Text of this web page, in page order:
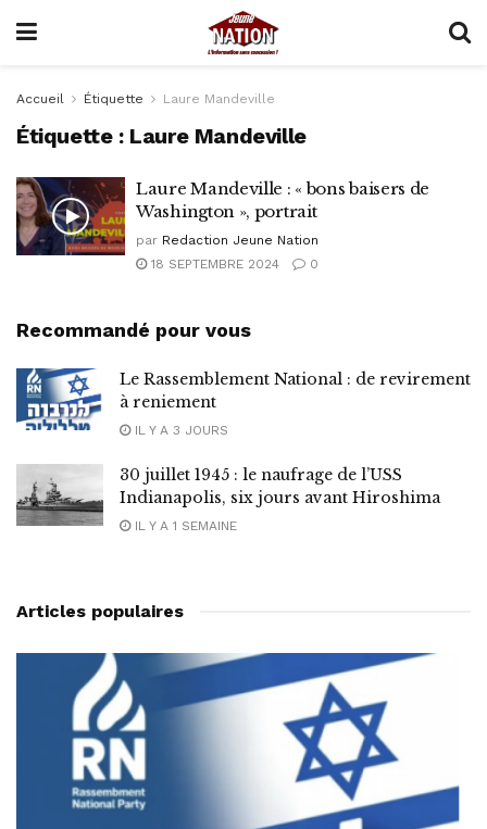
Accueil Étiquette Laure Mandeville
Étiquette : Laure Mandeville
Laure Mandeville : « bons baisers de
Washington », portrait
par Redaction Jeune Nation
18 SEPTEMBRE 2024
0
Recommandé pour vous
Le Rassemblement National : de revirement
à reniement
IL Y A 3 JOURS
30 juillet 1945 : le naufrage de l’USS
Indianapolis, six jours avant Hiroshima
IL Y A 1 SEMAINE
Articles populaires